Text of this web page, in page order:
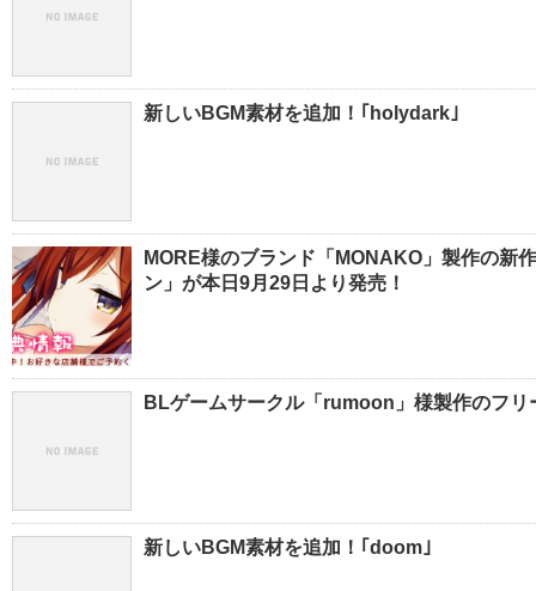
新しいBGM素材を追加！｢holydark｣
MORE様のブランド「MONAKO」製作の新
ン」が本日9月29日より発売！
BLゲームサークル「rumoon」様製作のフ
新しいBGM素材を追加！｢doom｣